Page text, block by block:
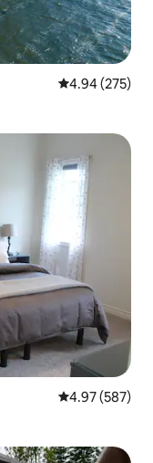
從 275 則評價
4.94 (275)
從 587 則評價
4.97 (587)